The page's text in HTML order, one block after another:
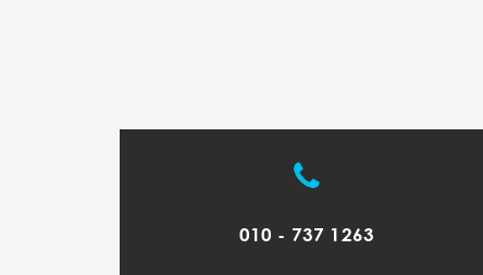
010 - 737 1263